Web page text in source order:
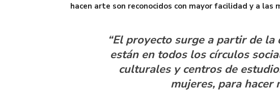
hacen arte son reconocidos con mayor facilidad y a
“El proyecto surge a partir de
están en todos los círculos
culturales y centros de
mujeres, para